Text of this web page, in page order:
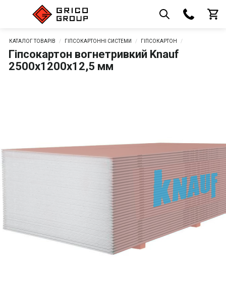
КАТАЛОГ ТОВАРІВ ГІПСОКАРТОННІ СИСТЕМИ ГІПСОКАРТОН
Гіпсокартон вогнетривкий Knauf
2500x1200x12,5 мм